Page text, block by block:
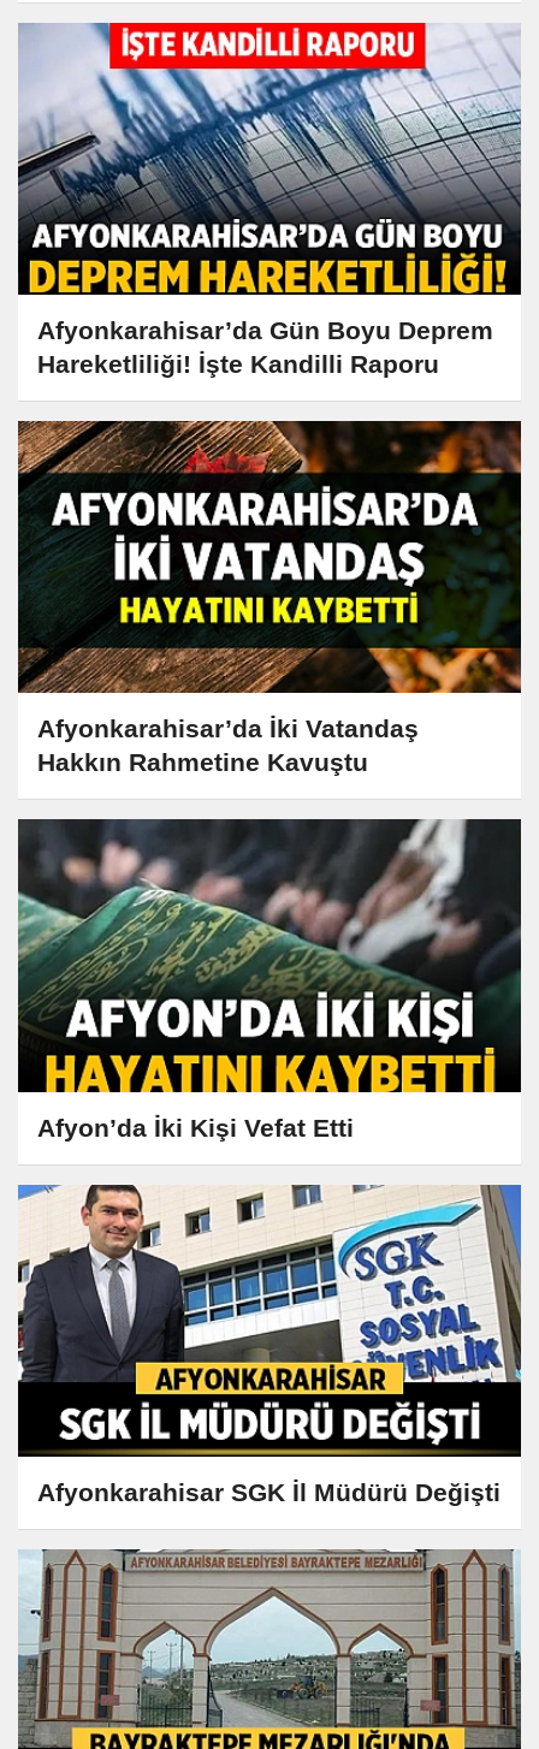
Afyonkarahisar’da Gün Boyu Deprem
Hareketliliği! İşte Kandilli Raporu
Afyonkarahisar’da İki Vatandaş
Hakkın Rahmetine Kavuştu
Afyon’da İki Kişi Vefat Etti
Afyonkarahisar SGK İl Müdürü Değişti